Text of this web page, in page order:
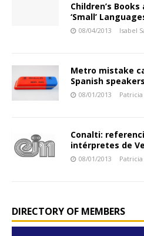
Children’s
‘Small’
08/04/2013 Isabel
Metro mistake
Spanish speakers
08/01/2013
Conalti:
intérpretes de
08/01/2013
DIRECTORY OF MEMBERS